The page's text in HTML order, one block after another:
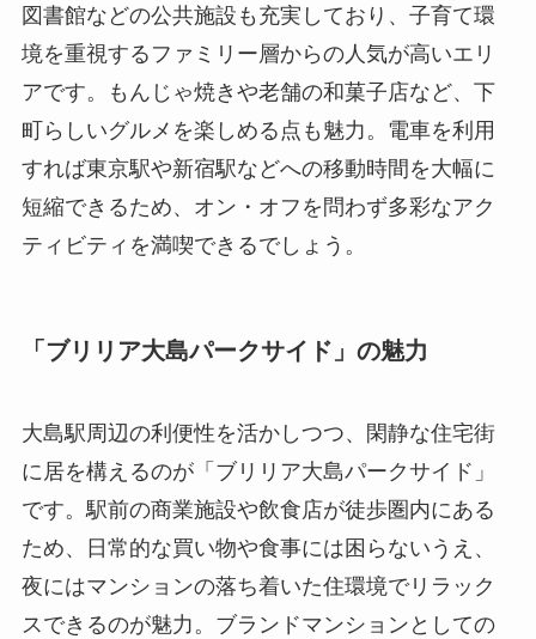
図書館などの公共施設も充実しており、子育て環
境を重視するファミリー層からの人気が高いエリ
アです。もんじゃ焼きや老舗の和菓子店など、下
町らしいグルメを楽しめる点も魅力。電車を利用
すれば東京駅や新宿駅などへの移動時間を大幅に
短縮できるため、オン・オフを問わず多彩なアク
ティビティを満喫できるでしょう。
「ブリリア大島パークサイド」の魅力
大島駅周辺の利便性を活かしつつ、閑静な住宅街
に居を構えるのが「ブリリア大島パークサイド」
です。駅前の商業施設や飲食店が徒歩圏内にある
ため、日常的な買い物や食事には困らないうえ、
夜にはマンションの落ち着いた住環境でリラック
スできるのが魅力。ブランドマンションとしての